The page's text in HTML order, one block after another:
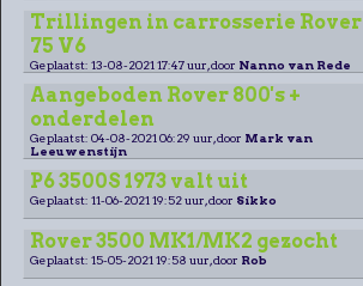
Trillingen in carrosserie Rover
75 V6
Geplaatst: 13-08-2021 17:47 uur, door Nanno van Rede
Aangeboden Rover 800's +
onderdelen
Geplaatst: 04-08-2021 06:29 uur, door Mark van
Leeuwenstijn
P6 3500S 1973 valt uit
Geplaatst: 11-06-2021 19:52 uur, door Sikko
Rover 3500 MK1/MK2 gezocht
Geplaatst: 15-05-2021 19:58 uur, door Rob